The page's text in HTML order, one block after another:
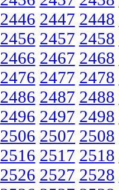
2446 2447 2448
2456 2457 2458
2466 2467 2468
2476 2477 2478
2486 2487 2488
2496 2497 2498
2506 2507 2508
2516 2517 2518
2526 2527 2528